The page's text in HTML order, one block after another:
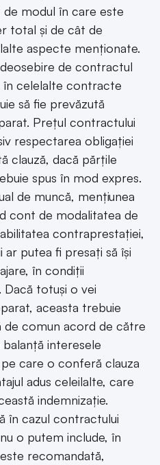
modul în care este
total și de cât de
aspecte menționate.
de contractul
în celelalte contracte
să fie prevăzută
Prețul contractului
respectarea obligației
clauză, dacă părțile
spus în mod expres.
de muncă, mențiunea
cont de modalitatea de
contraprestației,
ar putea fi presați să își
în condiții
totuși o vei
aceasta trebuie
de comun acord de către
interesele
care o conferă clauza
adus celeilalte, care
indemnizație.
în cazul contractului
o putem include, în
recomandată,